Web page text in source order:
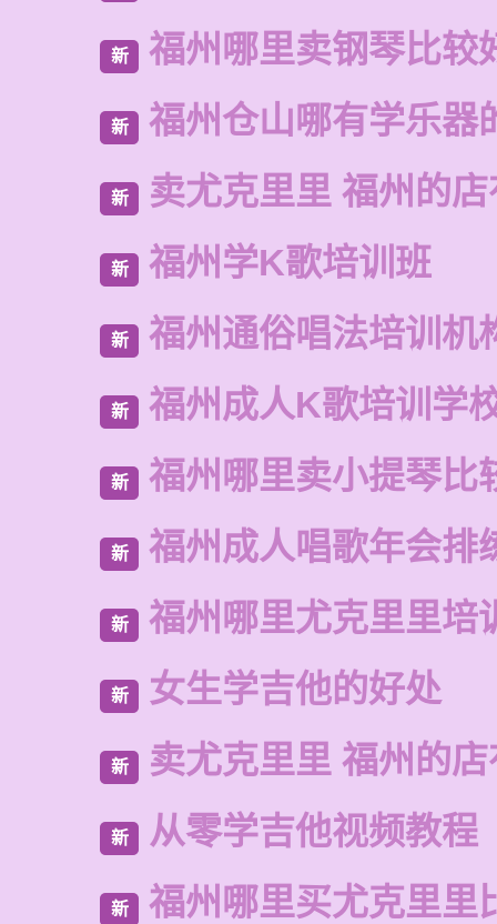
新 福州哪里卖钢琴比较
新 福州仓山哪有学乐器
新 卖尤克里里 福州的
新 福州学K歌培训班
新 福州通俗唱法培训机
新 福州成人K歌培训学
新 福州哪里卖小提琴比
新 福州成人唱歌年会排
新 福州哪里尤克里里培
新 女生学吉他的好处
新 卖尤克里里 福州的
新 从零学吉他视频教程
新 福州哪里买尤克里里